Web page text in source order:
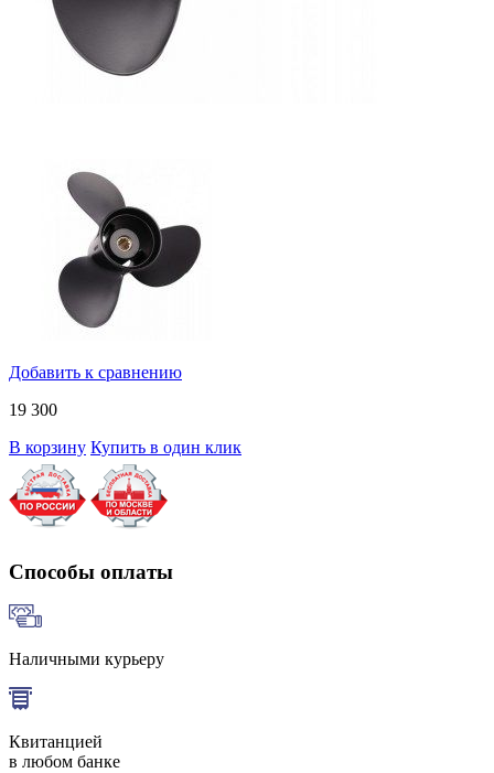
Добавить к сравнению
19 300
В корзину Купить в один клик
Способы оплаты
Наличными курьеру
Квитанцией
в любом банке